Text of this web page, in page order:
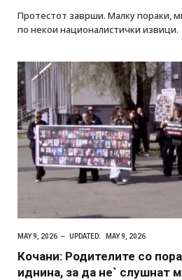
Протестот заврши. Малку пораки,
по некои националистички извици.
MAY 9, 2026 UPDATED: MAY 9, 2026
Кочани: Родителите со
иднина, за да не` слушнат